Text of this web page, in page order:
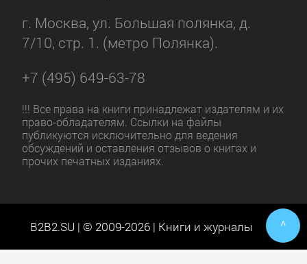
г. Москва, ул. Большая полянка, д.
7/10, стр. 1. (метро Полянка).
+7 (495) 649-63-78
!!! Все права на книги принадлежат издателям и их
право-обладателям. Ссылки на файлы
публикуются исключительно для ведения
обсуждений и оставления отзывов о книгах и
прочих печатных изданиях.
B2B2.SU | © 2009-2026 | Книги и журналы ^